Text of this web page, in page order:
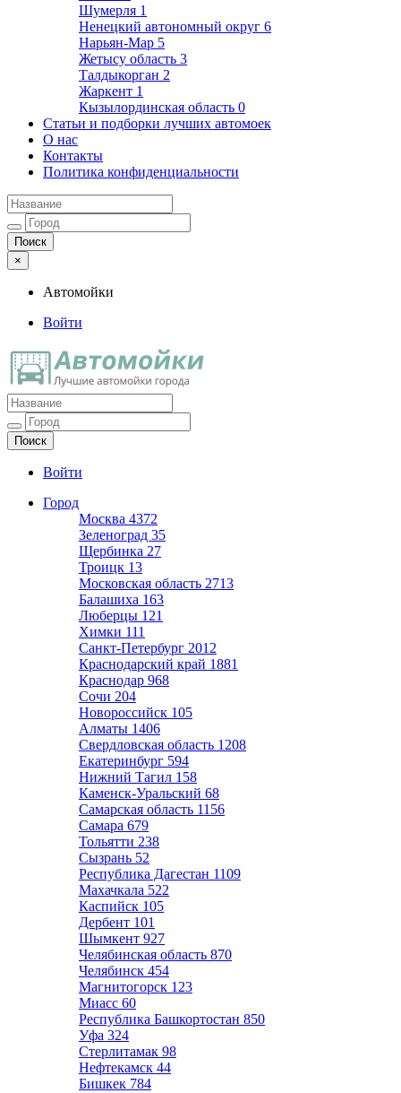
Шумерля 1
Ненецкий автономный округ 6
Нарьян-Мар 5
Жетысу область 3
Талдыкорган 2
Жаркент 1
Кызылординская область 0
Статьи и подборки лучших автомоек
О нас
Контакты
Политика конфиденциальности
×
Автомойки
Войти
Автомойки
Ещё один сайт на WordPress
Войти
Город
Москва 4372
Зеленоград 35
Щербинка 27
Троицк 13
Московская область 2713
Балашиха 163
Люберцы 121
Химки 111
Санкт-Петербург 2012
Краснодарский край 1881
Краснодар 968
Сочи 204
Новороссийск 105
Алматы 1406
Свердловская область 1208
Екатеринбург 594
Нижний Тагил 158
Каменск-Уральский 68
Самарская область 1156
Самара 679
Тольятти 238
Сызрань 52
Республика Дагестан 1109
Махачкала 522
Каспийск 105
Дербент 101
Шымкент 927
Челябинская область 870
Челябинск 454
Магнитогорск 123
Миасс 60
Республика Башкортостан 850
Уфа 324
Стерлитамак 98
Нефтекамск 44
Бишкек 784